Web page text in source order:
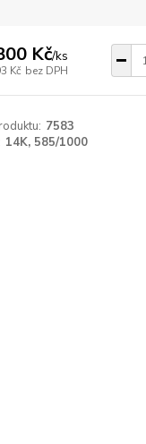
Kč/ks
Kč bez DPH
7583
14K, 585/1000